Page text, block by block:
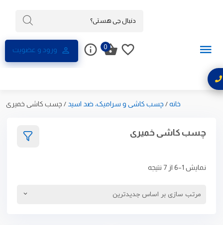
ورود و عضویت 0
خانه/ چسب کاشی و سرامیک، ضد اسید / چسب کاشی خمیری
چسب کاشی خمیری
نمایش 1–6 از 7 نتیجه